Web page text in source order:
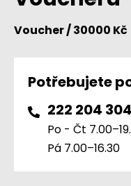
Voucher / 30000 Kč
Potřebujete
222 204 304
Po - Čt
Pá 7.00–16.30